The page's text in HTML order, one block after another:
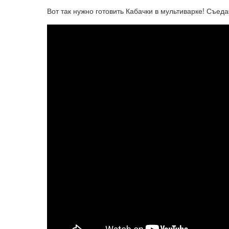
Вот так нужно готовить Кабачки в мультиварке!